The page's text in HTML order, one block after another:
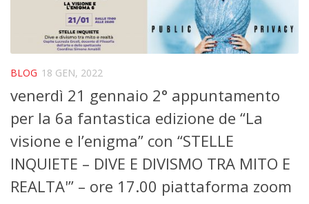
BLOG 18 GEN, 2022
venerdì 21 gennaio 2° appuntamento
per la 6a fantastica edizione de “La
visione e l’enigma” con “STELLE
INQUIETE – DIVE E DIVISMO TRA MITO E
REALTA'” – ore 17.00 piattaforma zoom